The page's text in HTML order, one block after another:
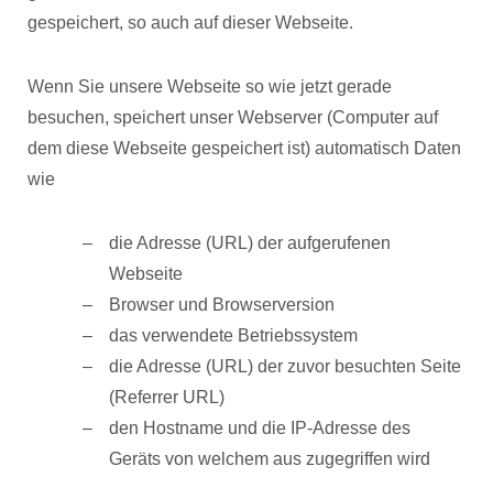
gespeichert, so auch auf dieser Webseite.
Wenn Sie unsere Webseite so wie jetzt gerade
besuchen, speichert unser Webserver (Computer auf
dem diese Webseite gespeichert ist) automatisch Daten
wie
die Adresse (URL) der aufgerufenen
Webseite
Browser und Browserversion
das verwendete Betriebssystem
die Adresse (URL) der zuvor besuchten Seite
(Referrer URL)
den Hostname und die IP-Adresse des
Geräts von welchem aus zugegriffen wird